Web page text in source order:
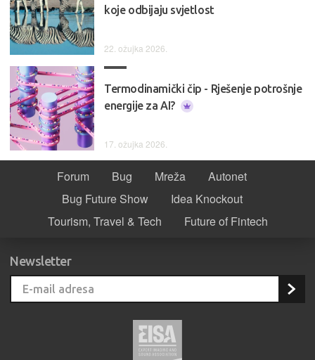
koje odbijaju svjetlost
22. ožujka 2026.
Termodinamički čip - Rješenje potrošnje
energije za AI?
17. ožujka 2026.
Forum Bug Mreža
Autonet
Bug Future Show
Idea Knockout
Tourism, Travel & Tech
Future of Fintech
Newsletter